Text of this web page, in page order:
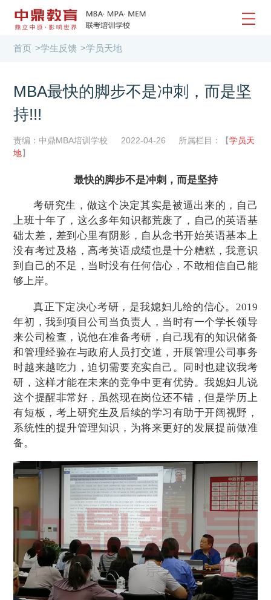
首页 >学生反馈 >学员天地
MBA最快的脚步不是冲刺，而是坚
持!!!
责编：中鼎MBA培训学校 2022-04-26 所属栏目：【学员天
地】
最快的脚步不是冲刺，而是坚持
考研究生 ，做这个决定其实是被逼出来的，自己
上班十年了，这么多年知识都荒废了，自己的英语基
础太差，差到心里有阴影，自从念书开始英语基本上
没有考过及格，高考英语成绩也是十分糟糕 ，我意识
到自己的不足 ， 当时没有任何信心 ，不敢相信自己能
够上岸。
真正下定 决心考研， 是我媳妇儿给的信心。 2019
年初 ，我到项目公司当负责人，当时有一个学长领导
来公司检查，说他在准备考研，自己现有的知识储备
和管理经验在与政府人员打交道 ， 开展管理公司事务
时越来越吃力，迫切需要充实自己。 同时也建议我考
研，这样才能在未来的竞争中更有优势。我媳妇儿说
这个提醒非常好，虽然现在岗位还不错，但是学历上
有短板， 考上研究生及后续的学习有助于开阔视野 ，
系统性的提升管理知识 ，为将来更好的发展提前做准
备。